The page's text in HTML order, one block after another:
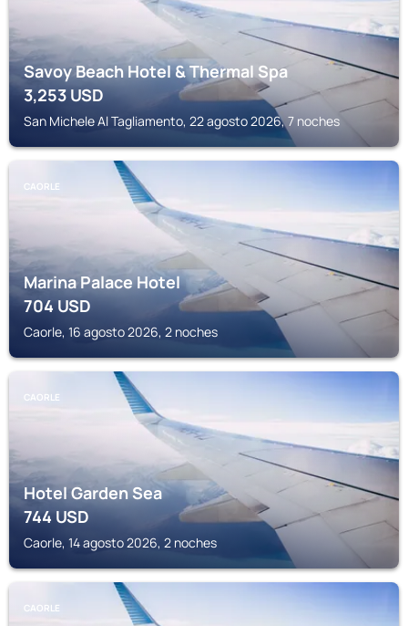
Savoy Beach Hotel & Thermal Spa
3,253USD
San Michele Al Tagliamento, 22 agosto 2026, 7 noches
CAORLE
Marina Palace Hotel
704USD
Caorle, 16 agosto 2026, 2 noches
CAORLE
Hotel Garden Sea
744USD
Caorle, 14 agosto 2026, 2 noches
CAORLE